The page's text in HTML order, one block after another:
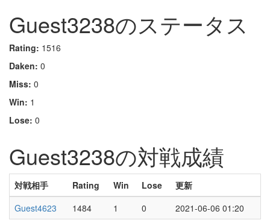
Guest3238のステータス
Rating: 1516
Daken: 0
Miss: 0
Win: 1
Lose: 0
Guest3238の対戦成績
対戦相手 Rating Win Lose
更新
Guest4623
1484 1 0 2021-06-06 01:20